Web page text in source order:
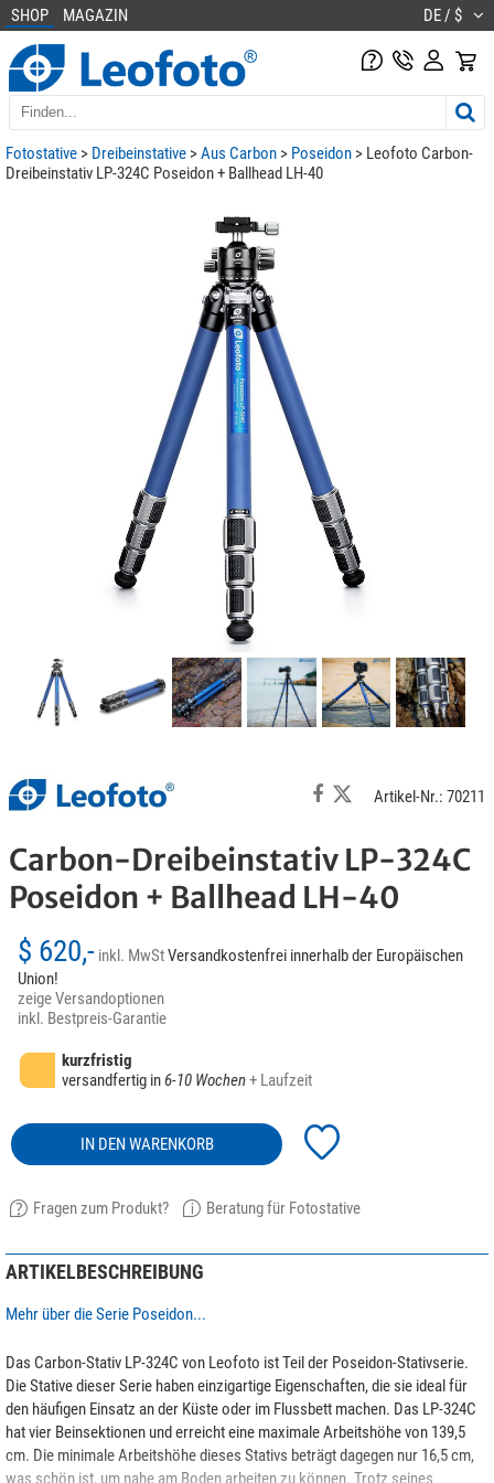
SHOP MAGAZIN DE / $
Fotostative > Dreibeinstative >Aus Carbon > Poseidon > Leofoto Carbon-
Dreibeinstativ LP-324C Poseidon + Ballhead LH-40
Artikel-Nr.: 70211
Carbon-Dreibeinstativ LP-324C
Poseidon + Ballhead LH-40
$ 620,- inkl. MwStVersandkostenfrei innerhalb der Europäischen
Union!
zeige Versandoptionen
inkl. Bestpreis-Garantie
kurzfristig
versandfertig in6-10 Wochen+ Laufzeit
IN DEN WARENKORB
Fragen zum Produkt? Beratung für Fotostative
ARTIKELBESCHREIBUNG
Mehr über die Serie Poseidon...
Das Carbon-Stativ LP-324C von Leofoto ist Teil der Poseidon-Stativserie.
Die Stative dieser Serie haben einzigartige Eigenschaften, die sie ideal für
den häufigen Einsatz an der Küste oder im Flussbett machen. Das LP-324C
hat vier Beinsektionen und erreicht eine maximale Arbeitshöhe von 139,5
cm. Die minimale Arbeitshöhe dieses Stativs beträgt dagegen nur 16,5 cm,
was schön ist, um nahe am Boden arbeiten zu können. Trotz seines